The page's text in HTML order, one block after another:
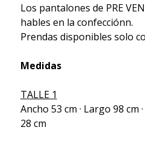
Los pantalones de PRE
hables en la confecciónn.
Prendas disponibles solo
Medidas
TALLE 1
Ancho 53 cm · Largo 98 cm
28 cm